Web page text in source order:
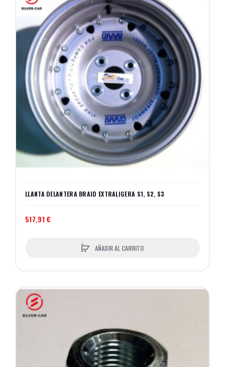
LLANTA DELANTERA BRAID EXTRALIGERA S1, S2, S3
517,91 €
AÑADIR AL CARRITO